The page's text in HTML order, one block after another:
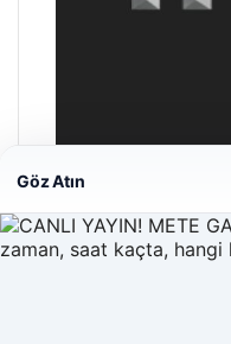
Hastaş Beton
26/05/2026
Göz Atın